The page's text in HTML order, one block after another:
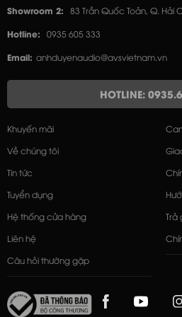
Showroom 2: 83 Trần Quốc Toản, Q. Hải
Hotline: 0935 605 333
Email: anhduyenaudio@avsvietnam.vn
HOTLINE:
Khuyến mãi
Về chúng tôi
Tin tức
Tuyển dụng
Hệ thống cửa hàng
Liên hệ
Câu hỏi thường gặp